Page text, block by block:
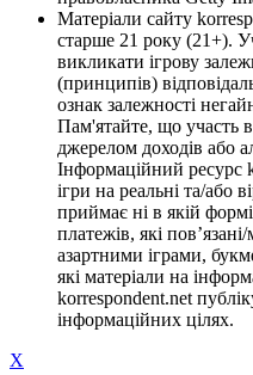
Матеріали сайту
старше 21 року (21+).
викликати ігрову
(принципів)
ознак залежності
Пам'ятайте, що участь
джерелом доходів або
Інформаційний ресурс
ігри на реальні та/або
приймає ні в якій
платежів, які
азартними іграми,
які матеріали на
korrespondent.net
інформаційних цілях.
X